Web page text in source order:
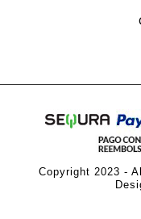
Copyright 2023 -